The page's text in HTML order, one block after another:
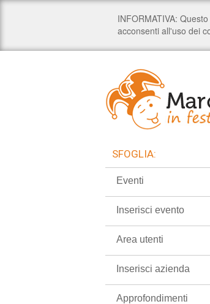
SFOGLIA:
Eventi
Inserisci evento
Area utenti
Inserisci azienda
Approfondimenti